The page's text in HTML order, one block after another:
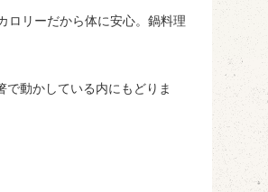
ロリーだから体に安心。鍋料理
動かしている内にもどりま